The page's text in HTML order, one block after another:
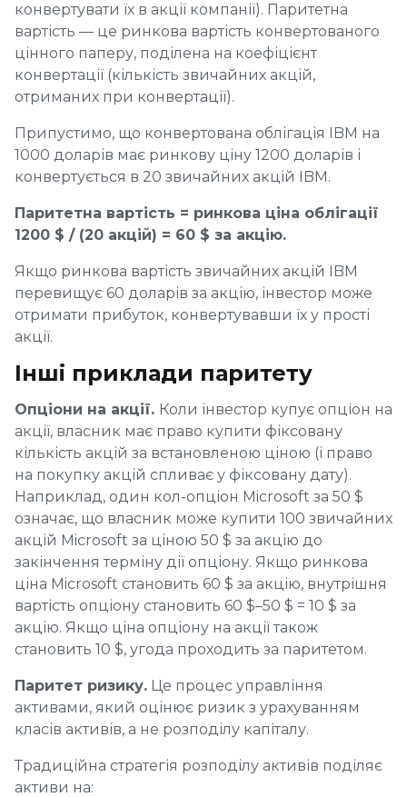
конвертувати їх в акції компанії). Паритетна
вартість — це ринкова вартість конвертованого
цінного паперу, поділена на коефіцієнт
конвертації (кількість звичайних акцій,
отриманих при конвертації).
Припустимо, що конвертована облігація IBM на
1000 доларів має ринкову ціну 1200 доларів і
конвертується в 20 звичайних акцій IBM.
Паритетна вартість = ринкова ціна облігації
1200 $ / (20 акцій) = 60 $ за акцію.
Якщо ринкова вартість звичайних акцій IBM
перевищує 60 доларів за акцію, інвестор може
отримати прибуток, конвертувавши їх у прості
акції.
Інші приклади паритету
Опціони на акції. Коли інвестор купує опціон на
акції, власник має право купити фіксовану
кількість акцій за встановленою ціною (і право
на покупку акцій спливає у фіксовану дату).
Наприклад, один кол-опціон Microsoft за 50 $
означає, що власник може купити 100 звичайних
акцій Microsoft за ціною 50 $ за акцію до
закінчення терміну дії опціону. Якщо ринкова
ціна Microsoft становить 60 $ за акцію, внутрішня
вартість опціону становить 60 $–50 $ = 10 $ за
акцію. Якщо ціна опціону на акції також
становить 10 $, угода проходить за паритетом.
Паритет ризику. Це процес управління
активами, який оцінює ризик з урахуванням
класів активів, а не розподілу капіталу.
Традиційна стратегія розподілу активів поділяє
активи на: